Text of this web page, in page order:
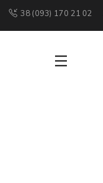
38 (093) 170 21 02